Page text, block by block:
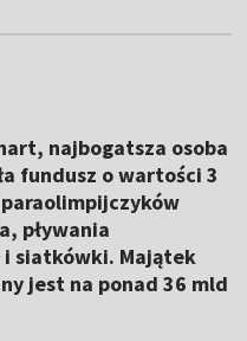
najbogatsza osoba
fundusz o wartości 3
pływania
siatkówki. Majątek
jest na ponad 36 mld